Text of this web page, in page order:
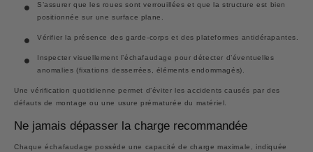
S’assurer que les roues sont verrouillées et que la structure est bien
positionnée sur une surface plane.
Vérifier la présence des garde-corps et des plateformes antidérapantes.
Inspecter visuellement l’échafaudage pour détecter d’éventuelles
anomalies (fixations desserrées, éléments endommagés).
Une vérification quotidienne permet d’éviter les accidents causés par des
défauts de montage ou une usure prématurée du matériel.
Ne jamais dépasser la charge recommandée
Chaque échafaudage possède une capacité de charge maximale, indiquée